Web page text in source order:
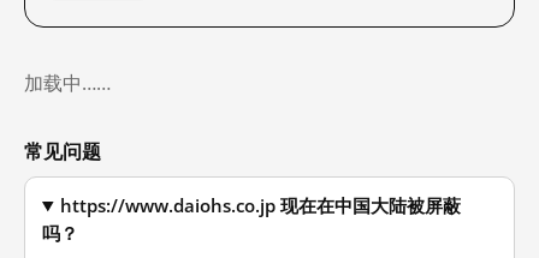
加载中……
常见问题
https://www.daiohs.co.jp 现在在中国大陆被屏蔽
吗？